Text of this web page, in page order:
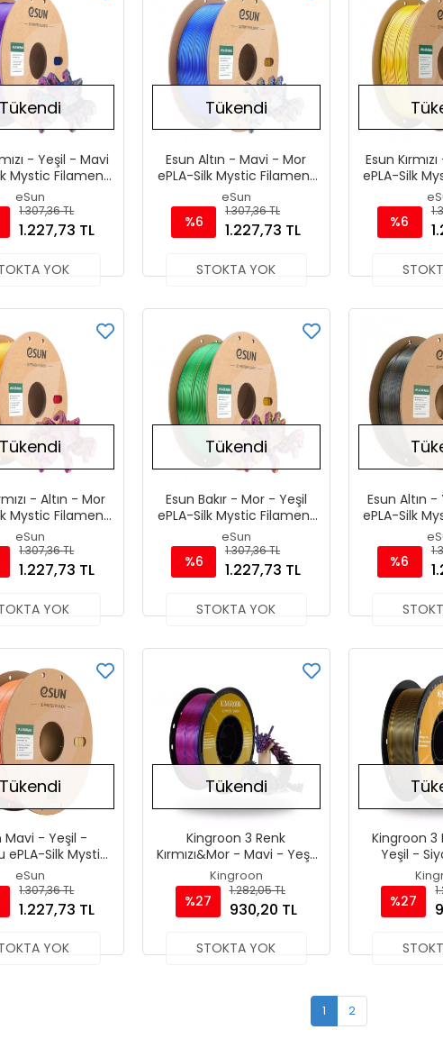
Tükendi
- Yeşil - Mavi
Mystic Filament
mm 1000gr
eSun
1.307,36 TL
1.227,73 TL
YOK
Tükendi
Esun Altın - Mavi - Mor
ePLA-Silk Mystic Filament
1.75 mm 1000gr
eSun
%6
1.307,36 TL
1.227,73 TL
STOKTA YOK
Esun
ePLA-Silk
1.75
%6
Tükendi
- Altın - Mor
Mystic Filament
mm 1000gr
eSun
1.307,36 TL
1.227,73 TL
YOK
Tükendi
Esun Bakır - Mor - Yeşil
ePLA-Silk Mystic Filament
1.75 mm 1000gr
eSun
%6
1.307,36 TL
1.227,73 TL
STOKTA YOK
Esun Altın
ePLA-Silk
1.75
%6
Tükendi
Mavi - Yeşil -
ePLA-Silk Mystic
1.75 mm 1000gr
eSun
1.307,36 TL
1.227,73 TL
YOK
Tükendi
Kingroon 3 Renk
Kırmızı&Mor - Mavi - Yeşil
PLA Silk Filament 1.75 mm
1000gr
Kingroon
%27
1.282,05 TL
930,20 TL
STOKTA YOK
Kingroon 3
Yeşil -
Filament
%27
1 2